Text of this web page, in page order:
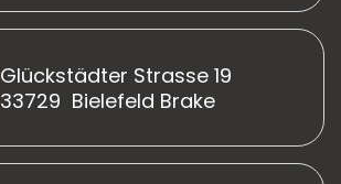
Glückstädter Strasse 19
33729 Bielefeld Brake